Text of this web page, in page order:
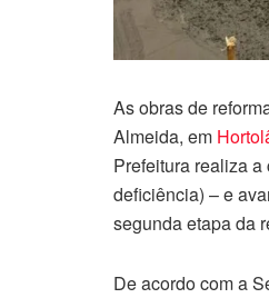
As obras de
Almeida, em
Prefeitura realiza
deficiência) – e
segunda etapa da
De acordo com a